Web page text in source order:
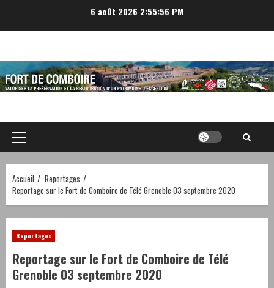
6 août 2026 2:55:56 PM
Menu
principal
Accueil
Reportages
Reportage sur le Fort de Comboire de Télé Grenoble 03 septembre 2020
Reportages
Reportage sur le Fort de Comboire de Télé
Grenoble 03 septembre 2020